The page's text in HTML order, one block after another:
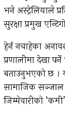
भने अस्ट्रेलियाले
सुरक्षा प्रमुख
हेर्न नचाहेका
प्रणालीमा देखा
बताउनुभएको छ ।
सामाजिक सञ्जाल
जिम्मेवारीको